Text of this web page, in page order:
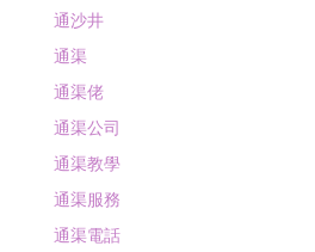
通沙井
通渠
通渠佬
通渠公司
通渠教學
通渠服務
通渠電話